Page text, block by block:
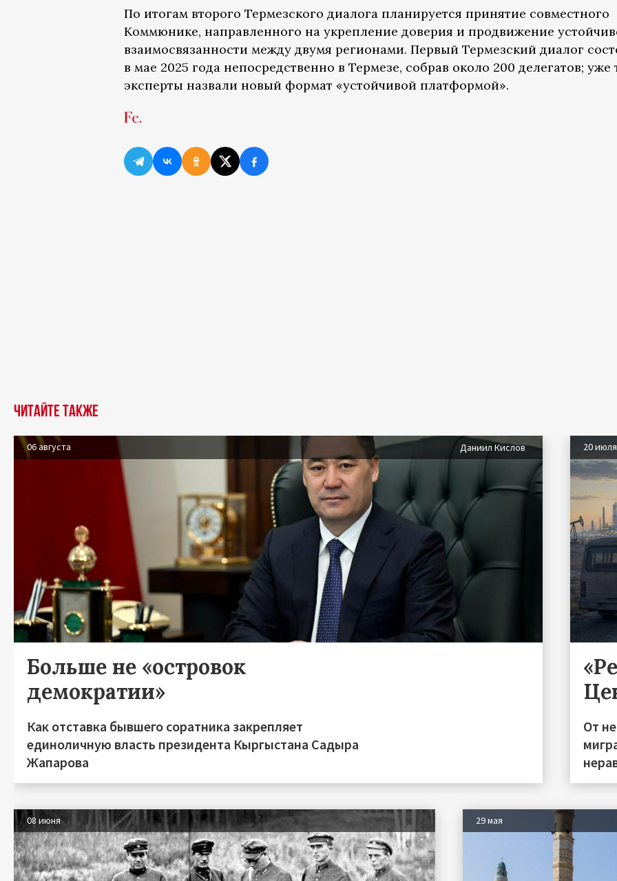
По итогам второго Термезского диалога планируется принятие совместного
Коммюнике, направленного на укрепление доверия и продвижение
взаимосвязанности между двумя регионами. Первый Термезский диалог
в мае 2025 года непосредственно в Термезе, собрав около 200 делегатов; уже
эксперты назвали новый формат «устойчивой платформой».
Читайте также
06 августа Даниил Кислов
Больше не «островок
демократии»
Как отставка бывшего соратника закрепляет
единоличную власть президента Кыргыстана Садыра
Жапарова
20 июля
От
08 июня 29 мая